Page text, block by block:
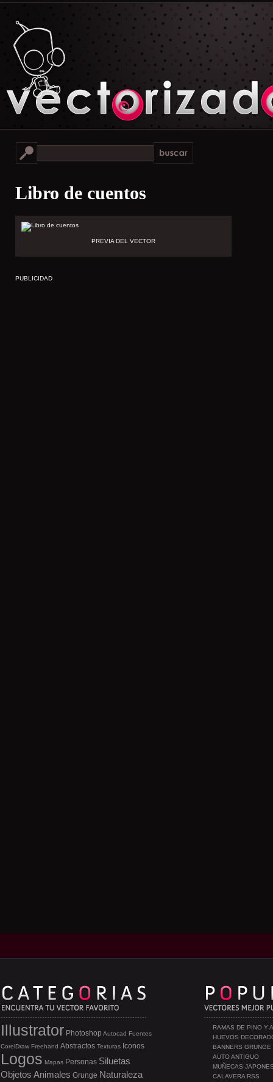
Libro de cuentos
PREVIA DEL VECTOR
PUBLICIDAD
RAMAS DE PINO Y
HUEVOS
BANNERS GRUNGE
AUTO ANTIGUO
MUÑECAS
CALAVERA RSS
Illustrator Photoshop Autocad Fuentes
CorelDraw Freehand Abstractos Texturas Iconos
Logos Mapas Personas Siluetas
Objetos Animales Grunge Naturaleza